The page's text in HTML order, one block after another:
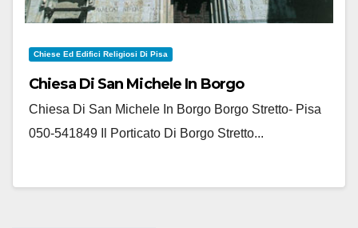
Chiese Ed Edifici Religiosi Di Pisa
Chiesa Di San Michele In Borgo
Chiesa Di San Michele In Borgo Borgo Stretto- Pisa
050-541849 Il Porticato Di Borgo Stretto...